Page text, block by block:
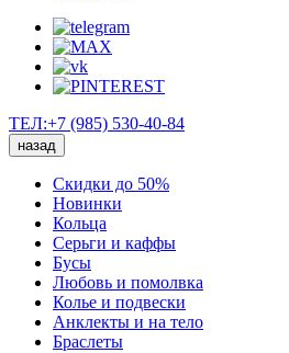
ТЕЛ:+7 (985) 530-40-84
назад
Скидки до 50%
Новинки
Кольца
Серьги и каффы
Бусы
Любовь и помолвка
Колье и подвески
Анклекты и на тело
Браслеты